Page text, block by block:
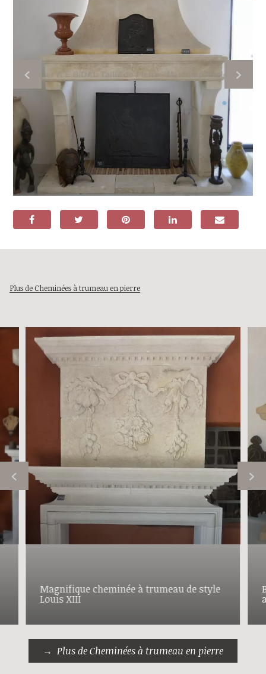
Plus de Cheminées à trumeau en pierre
Magnifique cheminée à trumeau de style
Louis XIII
Plus de Cheminées à trumeau en pierre